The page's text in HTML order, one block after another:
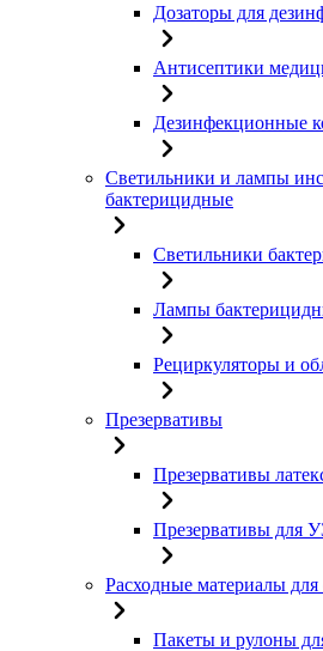
Дозаторы для
Антисептики
Дезинфекционные
Светильники и лампы
бактерицидные
Светильники
Лампы
Рециркуляторы и
Презервативы
Презервативы
Презервативы для
Расходные материалы для
Пакеты и рулоны